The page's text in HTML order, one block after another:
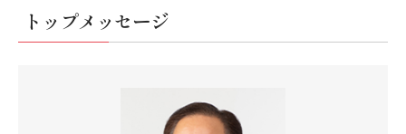
トップメッセージ